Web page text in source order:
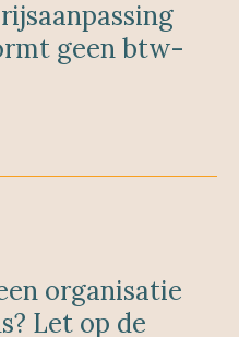
geen btw-
organisatie
Let op de